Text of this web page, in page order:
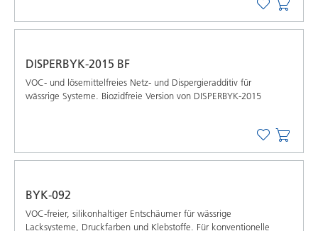
DISPERBYK-2015 BF
VOC- und lösemittelfreies Netz- und Dispergieradditiv für
wässrige Systeme. Biozidfreie Version von DISPERBYK-2015
BYK-092
VOC-freier, silikonhaltiger Entschäumer für wässrige
Lacksysteme, Druckfarben und Klebstoffe. Für konventionelle